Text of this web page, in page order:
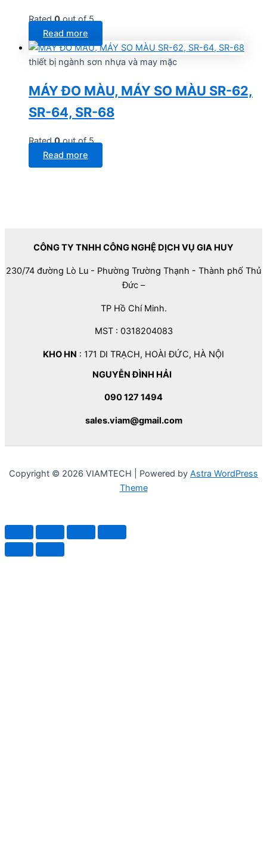
Rated0out of 5
Read more
thiết bị ngành sơn nhựa và may mặc
MÁY ĐO MÀU, MÁY SO MÀU SR-62,
SR-64, SR-68
Rated0out of 5
Read more
CÔNG TY TNHH CÔNG NGHỆ DỊCH VỤ GIA HUY
230/74 đường Lò Lu - Phường Trường Thạnh - Thành phố Thủ
Đức –
TP Hồ Chí Minh.
MST : 0318204083
KHO HN : 171 DI TRẠCH, HOÀI ĐỨC, HÀ NỘI
NGUYỄN ĐÌNH HẢI
090 127 1494
sales.viam@gmail.com
Copyright © 2026 VIAMTECH | Powered by Astra WordPress
Theme